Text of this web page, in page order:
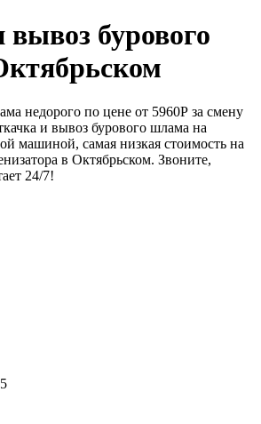
вывоз бурового
недорого по цене от 5960Р за смену
и вывоз бурового шлама на
машиной, самая низкая стоимость на
в Октябрьском. Звоните,
24/7!